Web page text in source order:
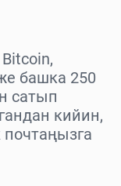
башка 250
сатып
кийин,
почтаңызга